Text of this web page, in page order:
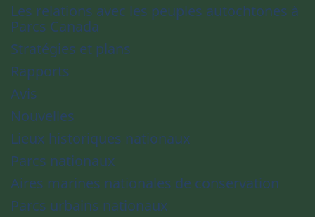
Les relations avec les peuples autochtones à
Parcs Canada
Stratégies et plans
Rapports
Avis
Nouvelles
Lieux historiques nationaux
Parcs nationaux
Aires marines nationales de conservation
Parcs urbains nationaux